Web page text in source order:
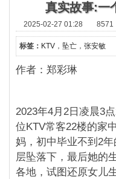
真实故事:一
2025-02-27 01:28 8571
标签： KTV ， 坠亡 ， 张安敏
作者：郑彩
2023年4月2日凌晨3
位KTV常客22楼的家
妈，初中毕业不到2
层坠落下，最后她的
各地，试图还原女儿